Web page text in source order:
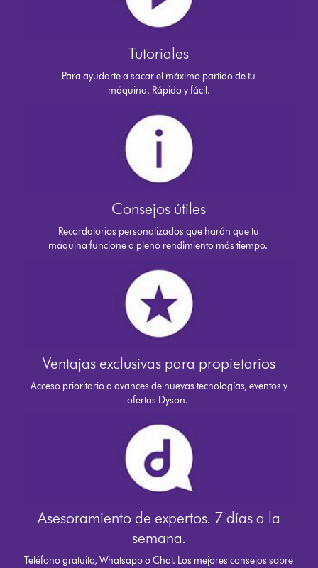
Tutoriales
Para ayudarte a sacar el máximo partido de tu
máquina. Rápido y fácil.
Consejos útiles
Recordatorios personalizados que harán que tu
máquina funcione a pleno rendimiento más tiempo.
Ventajas exclusivas para propietarios
Acceso prioritario a avances de nuevas tecnologías, eventos y
ofertas Dyson.
Asesoramiento de expertos. 7 días a la
semana.
Teléfono gratuito, Whatsapp o Chat. Los mejores consejos sobre